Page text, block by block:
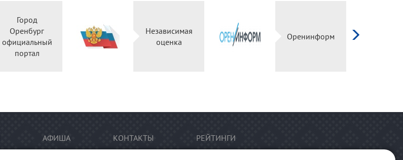
Город
Оренбург
официальный
портал
Независимая
оценка
Оренинформ
АФИША КОНТАКТЫ РЕЙТИНГИ